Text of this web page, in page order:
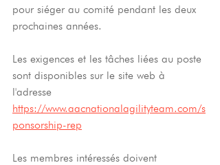
pour siéger au comité pendant les deux
prochaines années.
Les exigences et les tâches liées au poste
sont disponibles sur le site web à
l'adresse
https://www.aacnationalagilityteam.com/s
ponsorship-rep
Les membres intéressés doivent